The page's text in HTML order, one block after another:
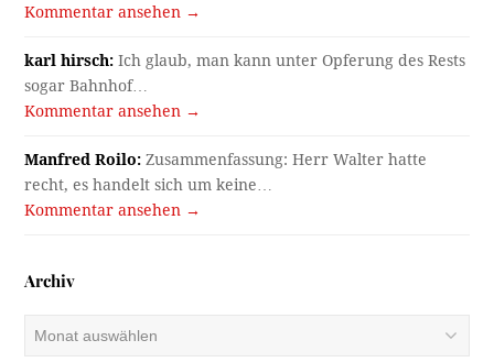
Kommentar ansehen →
karl hirsch: Ich glaub, man kann unter Opferung des Rests
sogar Bahnhof…
Kommentar ansehen →
Manfred Roilo: Zusammenfassung: Herr Walter hatte
recht, es handelt sich um keine…
Kommentar ansehen →
Archiv
Archiv